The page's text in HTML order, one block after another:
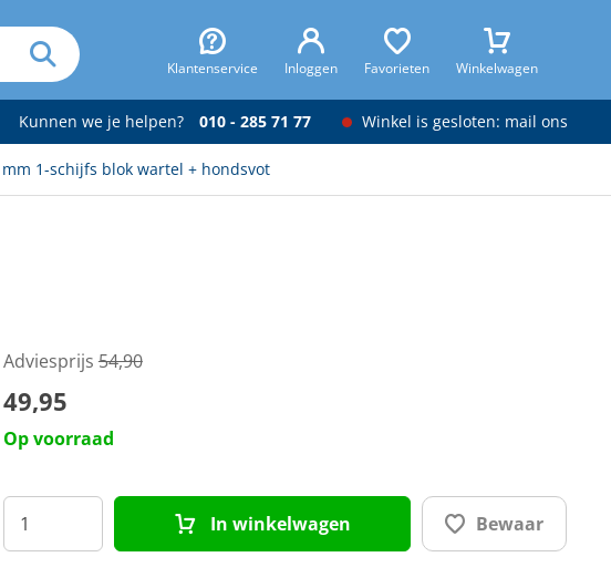
Klantenservice Inloggen Favorieten Winkelwagen
Kunnen we je helpen? 010 - 285 71 77 Winkel is gesloten: mail ons
1-schijfs blok wartel + hondsvot
Adviesprijs54,90
49,95
Op voorraad
In winkelwagen Bewaar